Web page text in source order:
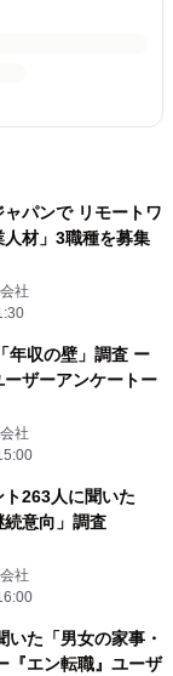
パンで リモートワ
材」3職種を募集
社
年収の壁」調査 ー
ーザーアンケートー
社
263人に聞いた
続意向」調査
社
いた「男女の家事・
『エン転職』ユーザ